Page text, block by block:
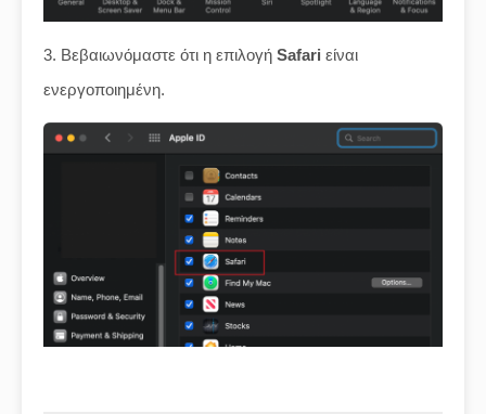
3. Βεβαιωνόμαστε ότι η επιλογή Safari είναι
ενεργοποιημένη.